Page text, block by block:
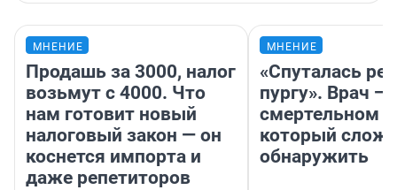
МНЕНИЕ
Продашь за 3000, налог
возьмут с 4000. Что
нам готовит новый
налоговый закон — он
коснется импорта и
даже репетиторов
МНЕНИЕ
«Спуталась
пургу». Врач —
смертельном
который
обнаружить